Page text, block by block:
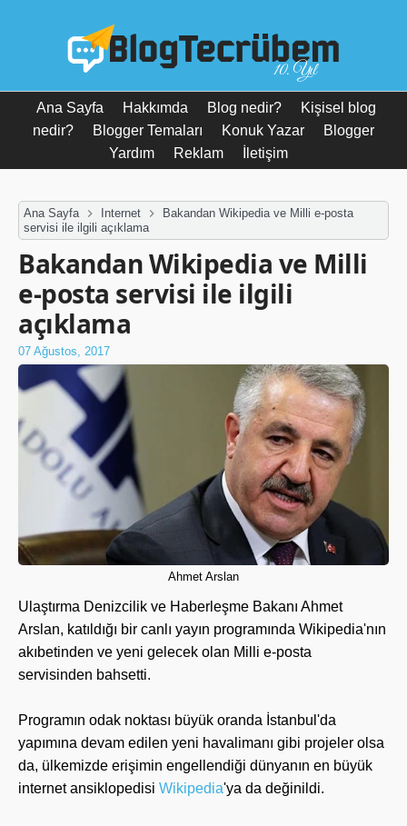
10. Yıl
Ana Sayfa Hakkımda Blog nedir?
Kişisel blog
nedir?
Blogger Temaları Konuk Yazar
Blogger
Yardım
Reklam İletişim
Ana Sayfa Internet
Bakandan Wikipedia ve Milli e-posta
servisi ile ilgili açıklama
Bakandan Wikipedia ve Milli
e-posta servisi ile ilgili
açıklama
07 Ağustos, 2017
Ahmet Arslan
Ulaştırma Denizcilik ve Haberleşme Bakanı Ahmet
Arslan, katıldığı bir canlı yayın programında Wikipedia'nın
akıbetinden ve yeni gelecek olan Milli e-posta
servisinden bahsetti.
Programın odak noktası büyük oranda İstanbul'da
yapımına devam edilen yeni havalimanı gibi projeler olsa
da, ülkemizde erişimin engellendiği dünyanın en büyük
internet ansiklopedisi Wikipedia'ya da değinildi.